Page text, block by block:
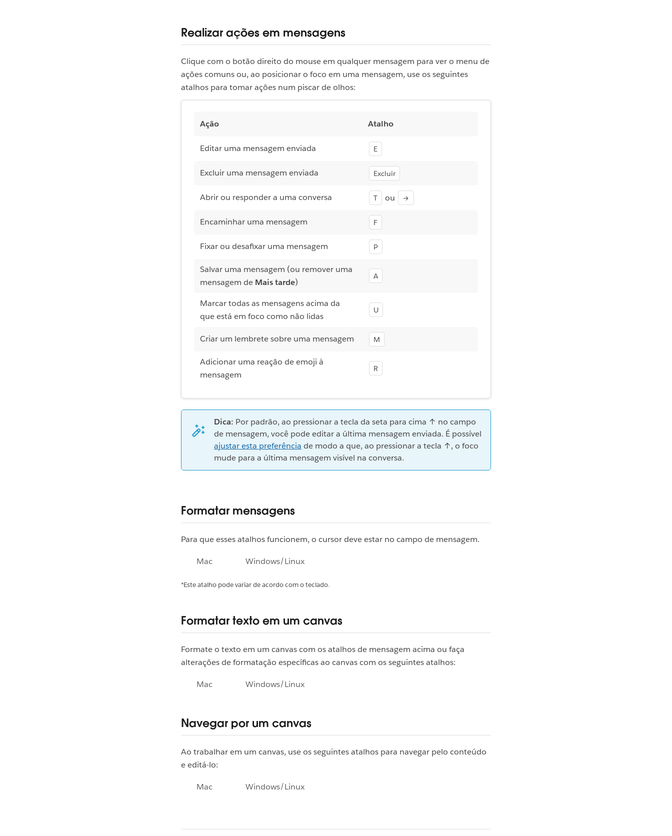
Realizar ações em mensagens
Clique com o botão direito do mouse em qualquer mensagem para ver o menu de
ações comuns ou, ao posicionar o foco em uma mensagem, use os seguintes
atalhos para tomar ações num piscar de olhos:
Ação Atalho
Editar uma mensagem enviada E
Excluir uma mensagem enviada Excluir
Abrir ou responder a uma conversa T ou →
Encaminhar uma mensagem F
Fixar ou desafixar uma mensagem P
Salvar uma mensagem (ou remover uma
mensagem de Mais tarde)
A
Marcar todas as mensagens acima da
que está em foco como não lidas
U
Criar um lembrete sobre uma mensagem M
Adicionar uma reação de emoji à
mensagem
R
Dica: Por padrão, ao pressionar a tecla da seta para cima ↑ no campo
de mensagem, você pode editar a última mensagem enviada. É possível
ajustar esta preferência de modo a que, ao pressionar a tecla ↑, o foco
mude para a última mensagem visível na conversa.
Formatar mensagens
Para que esses atalhos funcionem, o cursor deve estar no campo de mensagem.
Mac Windows/Linux
*Este atalho pode variar de acordo com o teclado.
Formatar texto em um canvas
Formate o texto em um canvas com os atalhos de mensagem acima ou faça
alterações de formatação específicas ao canvas com os seguintes atalhos:
Mac Windows/Linux
Navegar por um canvas
Ao trabalhar em um canvas, use os seguintes atalhos para navegar pelo conteúdo
e editá-lo:
Mac Windows/Linux